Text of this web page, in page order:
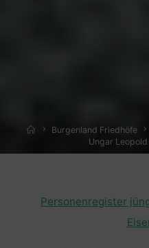
HomeBurgenland Friedhöfe
Ungar Leopold
Personenregister